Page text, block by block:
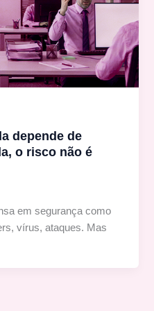
depende de
o risco não é
em segurança como
vírus, ataques. Mas